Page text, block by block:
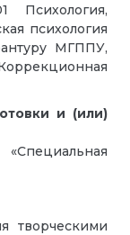
Психология,
психология
МГППУ,
и (или)
творческими